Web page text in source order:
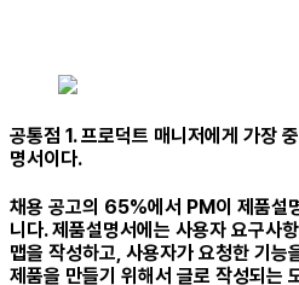
공통점 1. 프로덕트 매니저에게 가장
명서이다.
채용 공고의 65%에서 PM이 제품설
니다. 제품설명서에는 사용자 요구사
맵을 작성하고, 사용자가 요청한 기능
제품을 만들기 위해서 글로 작성되는